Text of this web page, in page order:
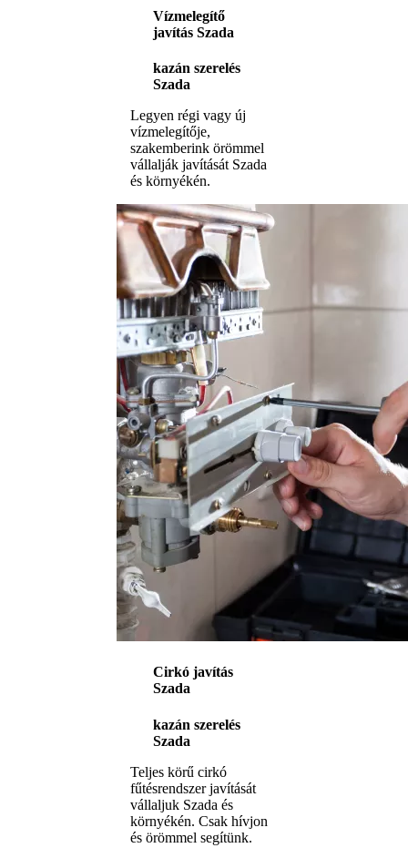
Vízmelegítő
javítás Szada
kazán szerelés
Szada
Legyen régi vagy új
vízmelegítője,
szakemberink örömmel
vállalják javítását Szada
és környékén.
Cirkó javítás
Szada
kazán szerelés
Szada
Teljes körű cirkó
fűtésrendszer javítását
vállaljuk Szada és
környékén. Csak hívjon
és örömmel segítünk.